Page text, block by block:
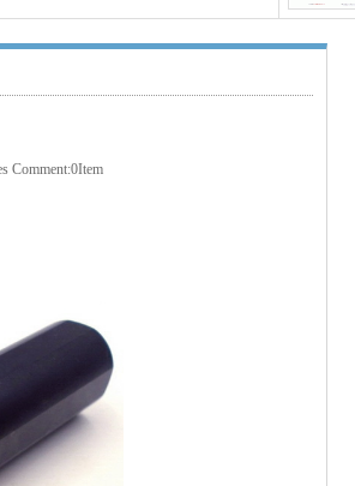
Comment:0Item